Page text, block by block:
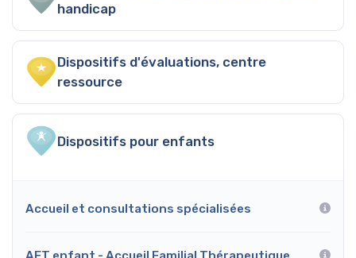
handicap
Dispositifs d'évaluations, centre
ressource
Dispositifs pour enfants
Accueil et consultations spécialisées